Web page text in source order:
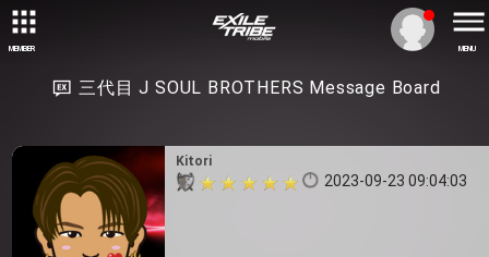
MEMBER MENU
三代目 J SOUL BROTHERS Message Board
Kitori
2023-09-23 09:04:03